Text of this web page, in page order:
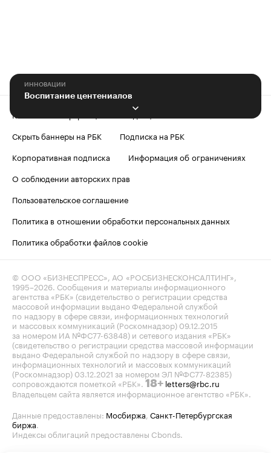
ИННОВАЦИИ
Воспитание центениалов
Контактная информация
Скрыть баннеры на РБК
Подписка на РБК
Корпоративная подписка
Информация об ограничениях
О соблюдении авторских прав
Пользовательское соглашение
Политика в отношении обработки персональных данных
Политика обработки файлов cookie
© ООО «БИЗНЕСПРЕСС», АО «РОСБИЗНЕСКОНСАЛТИНГ»,
1995–2026. Сообщения и материалы информационного
агентства «РБК» (свидетельство о регистрации средства
массовой информации выдано Федеральной службой
по надзору в сфере связи, информационных технологий
и массовых коммуникаций (Роскомнадзор) 09.12.2015
за номером ИА №ФС77-63848) и сетевого издания «РБК»
(свидетельство о регистрации средства массовой информации
выдано Федеральной службой по надзору в сфере связи,
информационных технологий и массовых коммуникаций
(Роскомнадзор) 03.12.2021 за номером ЭЛ №ФС77-82385)
сопровождаются пометкой «РБК». 18+ letters@rbc.ru
Владельцем сайта является информационное агентство «РБК».
Данные предоставлены: Мосбиржа, Санкт-Петербургская
биржа.
Индексы облигаций предоставлены Cbonds.